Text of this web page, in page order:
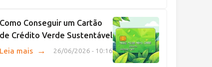
Como Conseguir um Cartão
de Crédito Verde Sustentável
26/06/2026 - 10:16
Leia mais →